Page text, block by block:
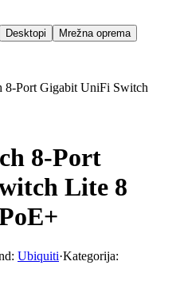
Desktopi
Mrežna oprema
Port Gigabit UniFi Switch
8-Port
Lite 8
Ubiquiti·Kategorija: